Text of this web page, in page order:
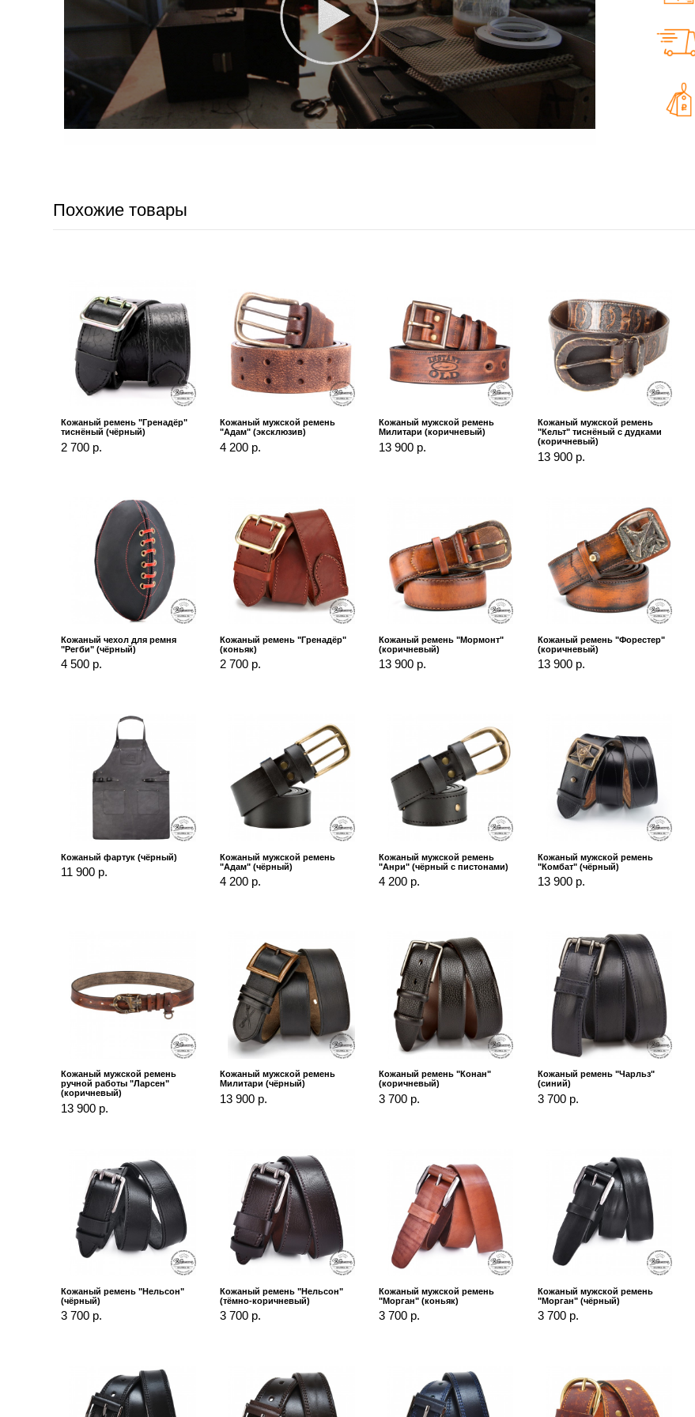
Похожие товары
Кожаный ремень "Гренадёр"
тиснёный (чёрный)
2 700 р.
Кожаный мужской ремень
"Адам" (эксклюзив)
4 200 р.
Кожаный мужской ремень
Милитари (коричневый)
13 900 р.
Кожаный мужской ремень
"Кельт" тиснёный с дудками
(коричневый)
13 900 р.
Кожаный чехол для ремня
"Регби" (чёрный)
4 500 р.
Кожаный ремень "Гренадёр"
(коньяк)
2 700 р.
Кожаный ремень "Мормонт"
(коричневый)
13 900 р.
Кожаный ремень "Форестер"
(коричневый)
13 900 р.
Кожаный фартук (чёрный)
11 900 р.
Кожаный мужской ремень
"Адам" (чёрный)
4 200 р.
Кожаный мужской ремень
"Анри" (чёрный с пистонами)
4 200 р.
Кожаный мужской ремень
"Комбат" (чёрный)
13 900 р.
Кожаный мужской ремень
ручной работы "Ларсен"
(коричневый)
13 900 р.
Кожаный мужской ремень
Милитари (чёрный)
13 900 р.
Кожаный ремень "Конан"
(коричневый)
3 700 р.
Кожаный ремень "Чарльз"
(синий)
3 700 р.
Кожаный ремень "Нельсон"
(чёрный)
3 700 р.
Кожаный ремень "Нельсон"
(тёмно-коричневый)
3 700 р.
Кожаный мужской ремень
"Морган" (коньяк)
3 700 р.
Кожаный мужской ремень
"Морган" (чёрный)
3 700 р.